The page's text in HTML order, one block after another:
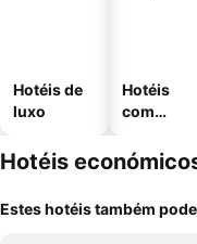
Hotéis de
luxo
Hotéis
com
Hotéis
Estes hotéis também